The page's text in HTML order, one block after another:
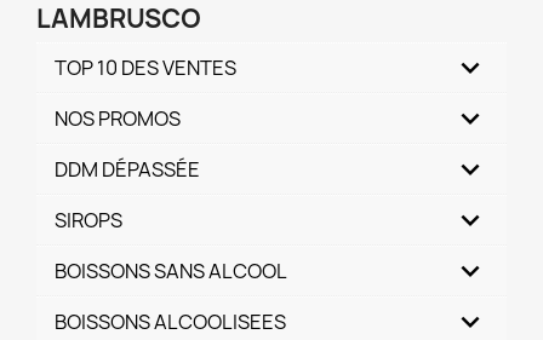
LAMBRUSCO
TOP 10 DES VENTES
NOS PROMOS
DDM DÉPASSÉE
SIROPS
BOISSONS SANS ALCOOL
BOISSONS ALCOOLISEES